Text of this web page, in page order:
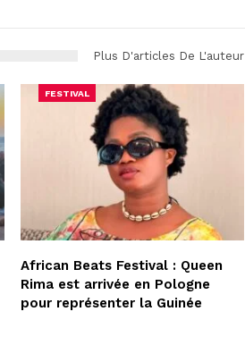
Plus D'articles De L'auteur
FESTIVAL
African Beats Festival : Queen
Rima est arrivée en Pologne
pour représenter la Guinée